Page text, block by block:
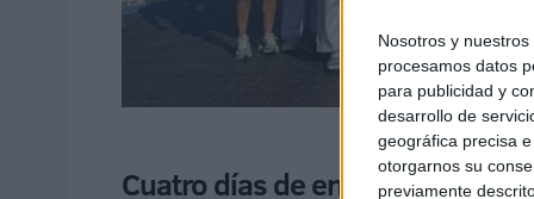
Nosotros y nuestros
procesamos datos
para publicidad y
desarrollo de
geográfica precisa
otorgarnos su
previamente
Cuatro días de entrenamiento